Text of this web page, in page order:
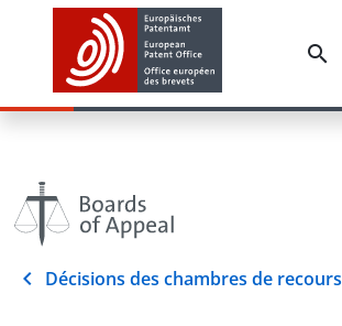
Décisions des chambres de recours